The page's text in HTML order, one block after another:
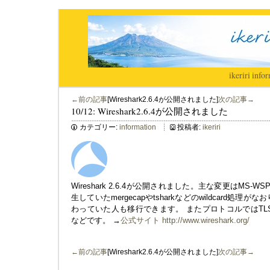
ikeriri|
←前の記事[Wireshark2.6.4が公開されました]次の記事→
10/12: Wireshark2.6.4が公開されました
カテゴリー: information 投稿者: ikeriri
Wireshark 2.6.4が公開されました。主な変更はMS-
生していたmergecapやtsharkなどのwildcard処理がな
わっていた人も移行できます。 またプロトコルでは
などです。 →公式サイト http://www.wireshark.org/
←前の記事[Wireshark2.6.4が公開されました]次の記事→